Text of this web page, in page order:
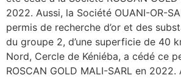
2022. Aussi, la Société OUANI-OR-
permis de recherche d’or et des
du groupe 2, d’une superficie de 40
Nord, Cercle de Kéniéba, a cédé ce
ROSCAN GOLD MALI-SARL en 2022.